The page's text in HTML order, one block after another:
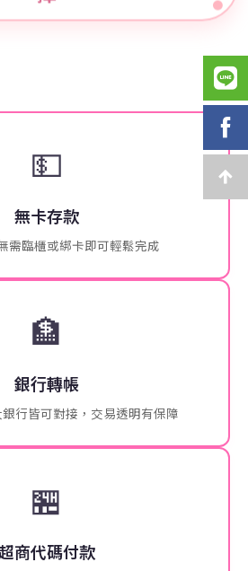
💵
無卡存款
需臨櫃或綁卡即可輕鬆完成
🏦
銀行轉帳
行皆可對接，交易透明有保障
🏪
商代碼付款